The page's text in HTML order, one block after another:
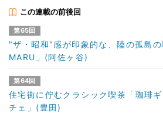
この連載の前後回
第65回
"ザ・昭和"感が印象的な、陸の孤島
MARU」(阿佐ヶ谷)
第64回
住宅街に佇むクラシック喫茶「珈琲
チェ」(豊田)